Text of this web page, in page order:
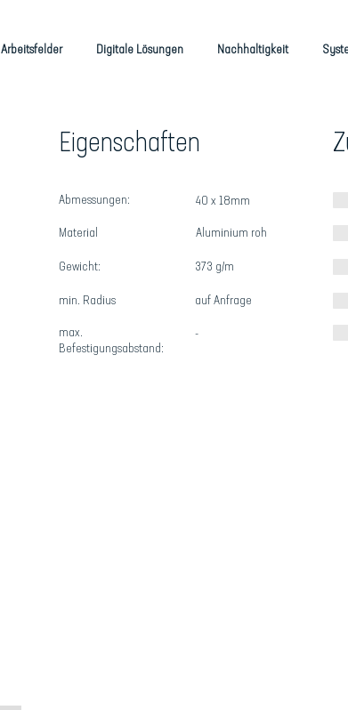
Arbeitsfelder Digitale Lösungen Nachhaltigkeit
Eigenschaften
Abmessungen:
Material
Gewicht:
min. Radius
max.
Befestigungsabstand:
40 x 18mm
Aluminium roh
373 g/m
auf Anfrage
-